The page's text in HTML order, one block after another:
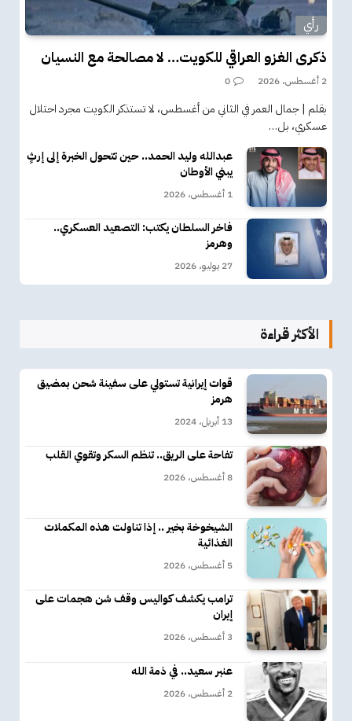
رأي
ذكرى الغزو العراقي للكويت… لا مصالحة مع النسيان
2 أغسطس، 2026 0
بقلم | جمال العمر في الثاني من أغسطس، لا تستذكر الكويت مجرد احتلال
عسكري، بل…
عبدالله وليد الحمد.. حين تتحول الخبرة إلى إرثٍ
يبني الأوطان
1 أغسطس، 2026
فاخر السلطان يكتب: التصعيد العسكري..
وهرمز
27 يوليو، 2026
الأكثر قراءة
قوات إيرانية تستولي على سفينة شحن بمضيق
هرمز
13 أبريل، 2024
تفاحة على الريق.. تنظم السكر وتقوي القلب
8 أغسطس، 2026
الشيخوخة بخير .. إذا تناولت هذه المكملات
الغذائية
5 أغسطس، 2026
ترامب يكشف كواليس وقف شن هجمات على
إيران
3 أغسطس، 2026
عنبر سعيد.. في ذمة الله
2 أغسطس، 2026